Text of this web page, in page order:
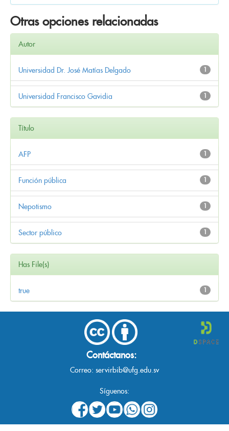
Otras opciones relacionadas
Autor
1
Universidad Dr. José Matías Delgado
1
Universidad Francisco Gavidia
Título
1
AFP
1
Función pública
1
Nepotismo
1
Sector público
Has File(s)
1
true
Contáctanos:
Correo: servirbib@ufg.edu.sv
Síguenos: